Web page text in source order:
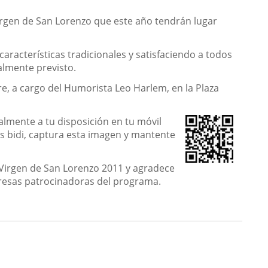
de San Lorenzo que este año tendrán lugar
tradicionales y satisfaciendo a todos
previsto.
a cargo del Humorista Leo Harlem, en la Plaza
a tu disposición en tu móvil
bidi, captura esta imagen y mantente
de San Lorenzo 2011 y agradece
patrocinadoras del programa.